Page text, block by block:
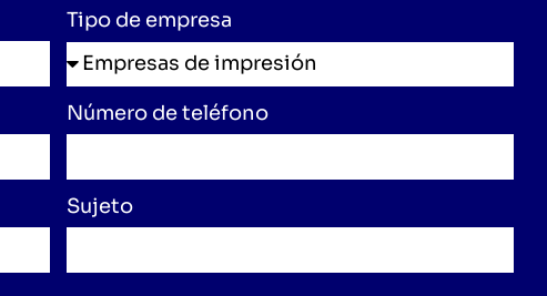
Tipo de empresa
Número de teléfono
Sujeto